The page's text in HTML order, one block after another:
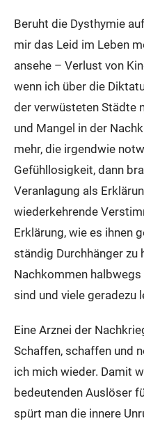
Beruht die Dysthymie
mir das Leid im Leben
ansehe – Verlust von
wenn ich über die
der verwüsteten Städte
und Mangel in der
mehr, die irgendwie
Gefühllosigkeit, dann
Veranlagung als
wiederkehrende
Erklärung, wie es ihnen
ständig Durchhänger zu
Nachkommen
sind und viele geradezu
Eine Arznei der
Schaffen, schaffen und
ich mich wieder. Damit
bedeutenden Auslöser
spürt man die innere